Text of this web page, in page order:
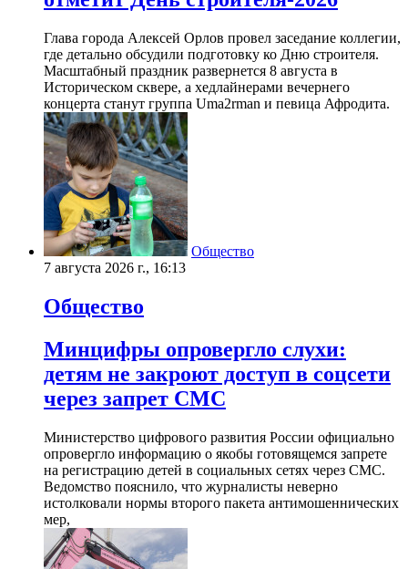
Глава города Алексей Орлов провел заседание коллегии,
где детально обсудили подготовку ко Дню строителя.
Масштабный праздник развернется 8 августа в
Историческом сквере, а хедлайнерами вечернего
концерта станут группа Uma2rman и певица Афродита.
Общество
7 августа 2026 г., 16:13
Общество
Минцифры опровергло слухи:
детям не закроют доступ в соцсети
через запрет СМС
Министерство цифрового развития России официально
опровергло информацию о якобы готовящемся запрете
на регистрацию детей в социальных сетях через СМС.
Ведомство пояснило, что журналисты неверно
истолковали нормы второго пакета антимошеннических
мер,